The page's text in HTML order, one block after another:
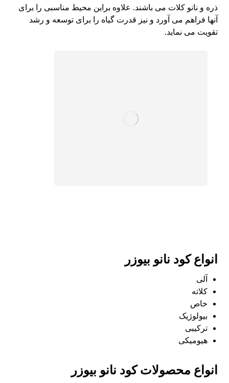
ذره و نانو کلات می باشند. علاوه براین محیط مناسبی را برای
آنها فراهم می آورد و نیز قدرت گیاه را برای توسعه و رشد
تقویت می نماید.
انواع کود نانو بیوزر
آلی
کلاته
خاص
بیولوژیک
ترکیبی
هیومیکی
انواع محصولات کود نانو بیوزر